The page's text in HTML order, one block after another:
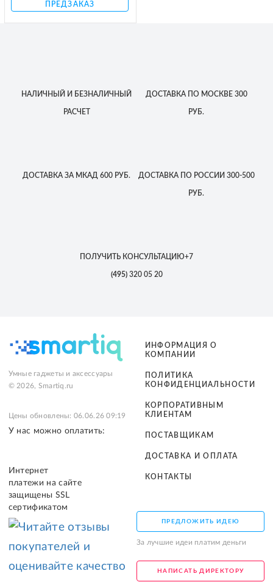
ПРЕДЗАКАЗ
НАЛИЧНЫЙ И БЕЗНАЛИЧНЫЙ
РАСЧЕТ
ДОСТАВКАПО МОСКВЕ 300
РУБ.
ДОСТАВКА ЗА МКАД 600 РУБ. ДОСТАВКАПО РОССИИ 300-500
РУБ.
ПОЛУЧИТЬ КОНСУЛЬТАЦИЮ+7
(495)320 05 20
Умные гаджеты и аксессуары
© 2026, Smartiq.ru
Цены обновлены: 06.06.26 09:19
У нас можно оплатить:
Интернет
платежи на сайте
защищены SSL
сертификатом
ИНФОРМАЦИЯ О
КОМПАНИИ
ПОЛИТИКА
КОНФИДЕНЦИАЛЬНОСТИ
КОРПОРАТИВНЫМ
КЛИЕНТАМ
ПОСТАВЩИКАМ
ДОСТАВКА И ОПЛАТА
КОНТАКТЫ
ПРЕДЛОЖИТЬ ИДЕЮ
За лучшие идеи платим деньги
НАПИСАТЬ ДИРЕКТОРУ